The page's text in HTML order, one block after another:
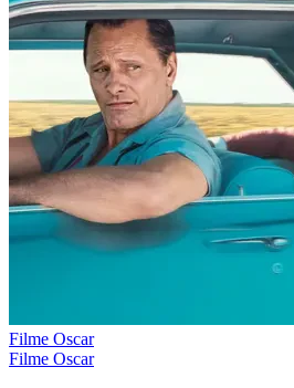
Filme Oscar
Filme Oscar